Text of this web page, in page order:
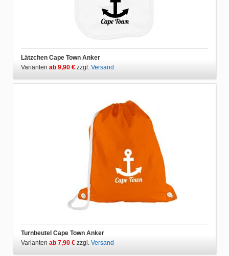
Lätzchen Cape Town Anker
Varianten ab 9,90 € zzgl. Versand
Turnbeutel Cape Town Anker
Varianten ab 7,90 € zzgl. Versand